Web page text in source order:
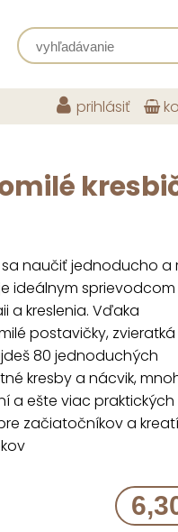
prihlásiť
sa naučiť jednoducho a
ideálnym
a kreslenia. Vďaka
postavičky, zvieratká
80 jednoduchých
kresby a nácvik,
a ešte viac
začiatočníkov a